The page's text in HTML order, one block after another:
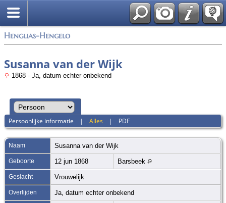
Henglias-Hengelo
Susanna van der Wijk
1868 - Ja, datum echter onbekend
Persoonlijke informatie |Alles | PDF
Naam Susanna van der Wijk
Geboorte 12 jun 1868 Barsbeek
Geslacht Vrouwelijk
Overlijden Ja, datum echter onbekend